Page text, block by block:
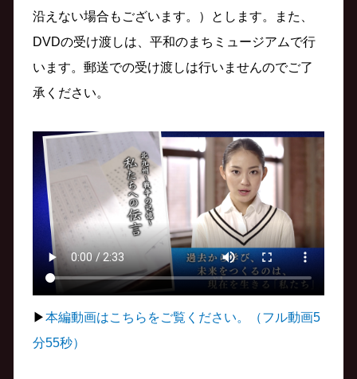
沿えない場合もございます。）とします。また、
DVDの受け渡しは、平和のまちミュージアムで行
います。郵送での受け渡しは行いませんのでご了
承ください。
▶︎本編動画はこちらをご覧ください。（フル動画5
分55秒）